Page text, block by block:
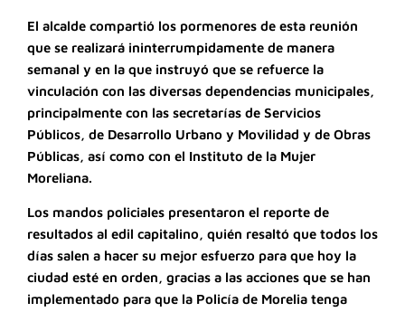
El alcalde compartió los pormenores de esta reunión
que se realizará ininterrumpidamente de manera
semanal y en la que instruyó que se refuerce la
vinculación con las diversas dependencias municipales,
principalmente con las secretarías de Servicios
Públicos, de Desarrollo Urbano y Movilidad y de Obras
Públicas, así como con el Instituto de la Mujer
Moreliana.
Los mandos policiales presentaron el reporte de
resultados al edil capitalino, quién resaltó que todos los
días salen a hacer su mejor esfuerzo para que hoy la
ciudad esté en orden, gracias a las acciones que se han
implementado para que la Policía de Morelia tenga